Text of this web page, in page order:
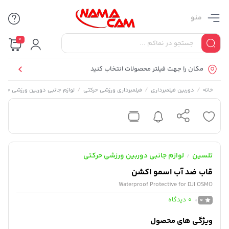
منو
0
مکان را جهت فیلتر محصولات انتخاب کنید
خانه / دوربین فیلمبرداری / فیلمبرداری ورزشی حرکتی / لوازم جانبی دوربین ورزشی
تلسین / لوازم جانبی دوربین ورزشی حرکتی
قاب ضد آب اسمو اکشن
Waterproof Protective for DJI OSMO
0
0 دیدگاه
ویژگی های محصول